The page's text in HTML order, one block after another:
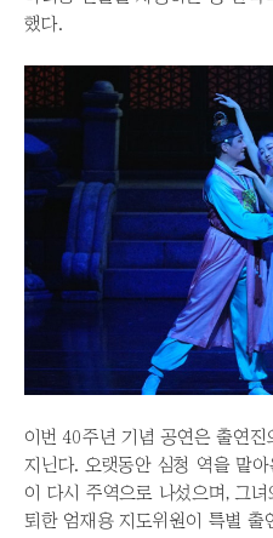
했다.
이번 40주년 기념 공연은 출연
지닌다. 오랫동안 심청 역을 맡
이 다시 주역으로 나섰으며, 그
퇴한 엄재용 지도위원이 특별